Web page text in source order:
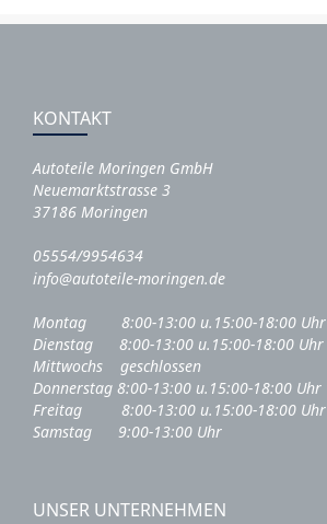
KONTAKT
Autoteile Moringen GmbH
Neuemarktstrasse 3
37186 Moringen
05554/9954634
info@autoteile-moringen.de
Montag 8:00-13:00 u.15:00-18:00 Uhr
Dienstag 8:00-13:00 u.15:00-18:00 Uhr
Mittwochs geschlossen
Donnerstag 8:00-13:00 u.15:00-18:00 Uhr
Freitag 8:00-13:00 u.15:00-18:00 Uhr
Samstag 9:00-13:00 Uhr
UNSER UNTERNEHMEN